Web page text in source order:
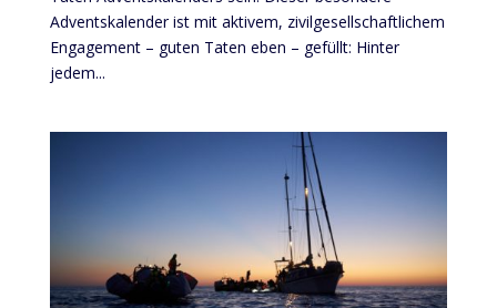
Adventskalender ist mit aktivem, zivilgesellschaftlichem
Engagement – guten Taten eben – gefüllt: Hinter
jedem...